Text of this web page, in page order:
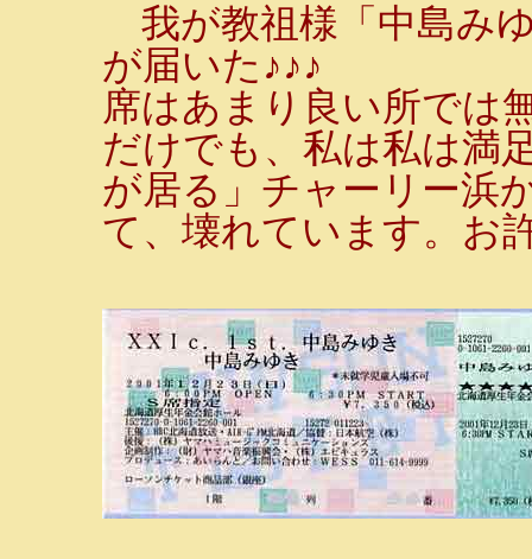
我が教祖様「中島み
が届いた♪♪♪
席はあまり良い所では
だけでも、私は私は満
が居る」チャーリー浜
て、壊れています。お